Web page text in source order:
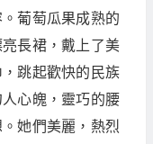
葡萄瓜果成熟的
長裙，戴上了美
跳起歡快的民族
心魄，靈巧的腰
她們美麗，熱烈